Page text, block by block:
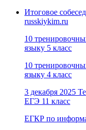
Итоговое
russkiykim.ru
10
языку 5 класс
10
языку 4 класс
3 декабря 2025
ЕГЭ 11 класс
ЕГКР по